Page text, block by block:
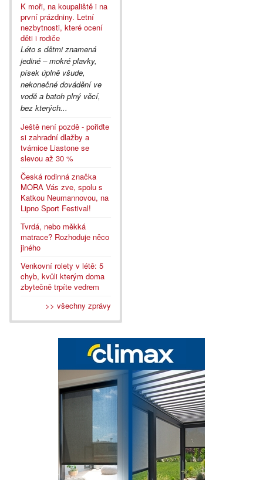
K moři, na koupaliště i na
první prázdniny. Letní
nezbytnosti, které ocení
děti i rodiče
Léto s dětmi znamená
jediné – mokré plavky,
písek úplně všude,
nekonečné dovádění ve
vodě a batoh plný věcí,
bez kterých...
Ještě není pozdě - pořiďte
si zahradní dlažby a
tvárnice Liastone se
slevou až 30 %
Česká rodinná značka
MORA Vás zve, spolu s
Katkou Neumannovou, na
Lipno Sport Festival!
Tvrdá, nebo měkká
matrace? Rozhoduje něco
jiného
Venkovní rolety v létě: 5
chyb, kvůli kterým doma
zbytečně trpíte vedrem
>> všechny zprávy